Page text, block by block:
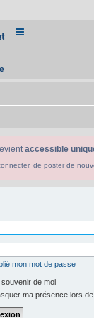
accessible
de poster de
mon mot de passe
souvenir de moi
ma présence lors